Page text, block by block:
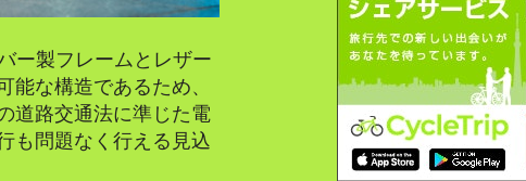
ー製フレームとレザー
な構造であるため、
道路交通法に準じた電
も問題なく行える見込